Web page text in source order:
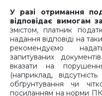
У разі отримання
відповідає вимогам
змістом, платник
надання відповіді на
рекомендуємо
запитуваних
вказати на
(наприклад,
обґрунтування чи
посиланням на норми